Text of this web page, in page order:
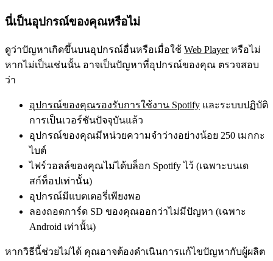
นี่เป็นอุปกรณ์ของคุณหรือไม่
ดูว่าปัญหาเกิดขึ้นบนอุปกรณ์อื่นหรือเมื่อใช้ Web Playerหรือไม่
หากไม่เป็นเช่นนั้น อาจเป็นปัญหาที่อุปกรณ์ของคุณ ตรวจสอบ
ว่า
อุปกรณ์ของคุณรองรับการใช้งาน Spotify และระบบปฏิบัติ
การเป็นเวอร์ชันปัจจุบันแล้ว
อุปกรณ์ของคุณมีหน่วยความจำว่างอย่างน้อย 250 เมกกะ
ไบต์
ไฟร์วอลล์ของคุณไม่ได้บล็อก Spotify ไว้ (เฉพาะบนเด
สก์ท็อปเท่านั้น)
อุปกรณ์มีแบตเตอรี่เพียงพอ
ลองถอดการ์ด SD ของคุณออกว่าไม่มีปัญหา (เฉพาะ
Android เท่านั้น)
หากวิธีนี้ช่วยไม่ได้ คุณอาจต้องดำเนินการแก้ไขปัญหากับผู้ผลิต